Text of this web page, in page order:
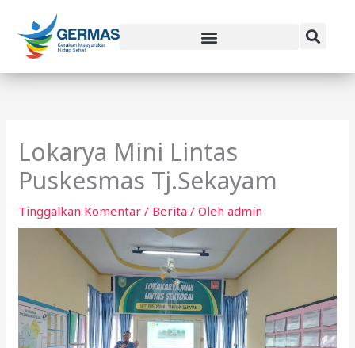
konten
Lokarya Mini Lintas
Puskesmas Tj.Sekayam
Tinggalkan Komentar / Berita / Olehadmin